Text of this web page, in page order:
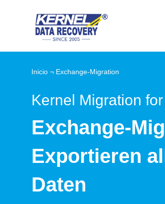
Inicio ¬ Exchange-Migration
Kernel Migration
Exchange-
Exportieren
Daten